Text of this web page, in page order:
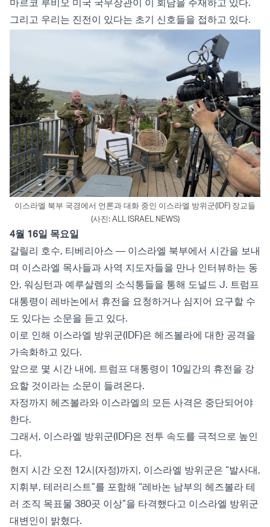
마르코 루비오 미국 국무장관이 이 회담을 주재하고 있다.
그리고 우리는 진전이 있다는 초기 신호들을 접하고 있다.
이스라엘 북부 국경에서 언론과 대화 중인 이스라엘 방위군(IDF) 장교들
(사진: ALL ISRAEL NEWS)
4월 16일 목요일
갈릴리 호수, 티베리아스 — 이스라엘 북부에서 시간을 보내
며 이스라엘 목사들과 사역 지도자들을 만나 인터뷰하는 동
안, 워싱턴과 예루살렘의 소식통들을 통해 도널드 J. 트럼프
대통령이 레바논에서 휴전을 요청하거나 심지어 요구할 수
도 있다는 소문을 듣고 있다.
이로 인해 이스라엘 방위군(IDF)은 헤즈볼라에 대한 공격을
가속화하고 있다.
앞으로 몇 시간 내에, 트럼프 대통령이 10일간의 휴전을 강
요할 것이라는 소문이 들려온다.
자정까지 헤즈볼라와 이스라엘의 모든 사격은 중단되어야
한다.
그래서, 이스라엘 방위군(IDF)은 전투 속도를 극적으로 높인
다.
현지 시간 오전 12시(자정)까지, 이스라엘 방위군은 “발사대,
지휘부, 테러리스트”를 포함해 “레바논 남부의 헤즈볼라 테
러 조직 목표물 380곳 이상”을 타격했다고 이스라엘 방위군
대변인이 밝혔다.